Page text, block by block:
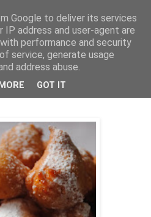
Google to deliver its services
IP address and user-agent are
performance and security
service, generate usage
address abuse.
GOT IT